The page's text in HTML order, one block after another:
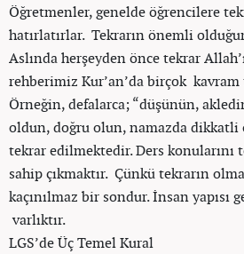
Öğretmenler, genelde öğrencilere
hatırlatırlar. Tekrarın önemli
Aslında herşeyden önce tekrar
rehberimiz Kur’an’da birçok
Örneğin, defalarca; “düşünün,
oldun, doğru olun, namazda dikkatli
tekrar edilmektedir. Ders konularını
sahip çıkmaktır. Çünkü tekrarın
kaçınılmaz bir sondur. İnsan yapısı
varlıktır.
LGS’de Üç Temel Kural